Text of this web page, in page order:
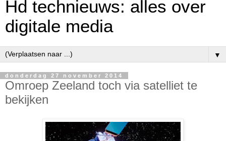
Hd technieuws: alles over
digitale media
▼
donderdag 27 november 2014
Omroep Zeeland toch via satelliet te
bekijken